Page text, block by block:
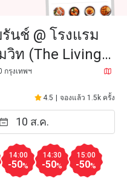
งแรม
ท (The Living
Sukhumvit
กรุงเทพฯ
4.5 จองแล้ว 1.5k ครั้ง
14:00
-50%
14:30
-50%
15:00
-50%